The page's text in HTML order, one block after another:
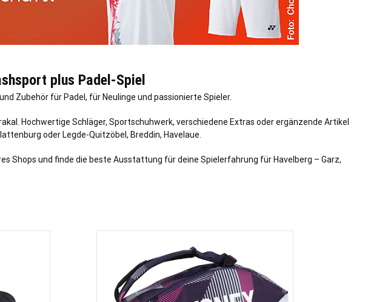
plus Padel-Spiel
Zubehör für Padel, für Neulinge und passionierte Spieler.
Hochwertige Schläger, Sportschuhwerk, verschiedene Extras oder ergänzende Artikel
oder Legde-Quitzöbel, Breddin, Havelaue.
Shops und finde die beste Ausstattung für deine Spielerfahrung für Havelberg – Garz,